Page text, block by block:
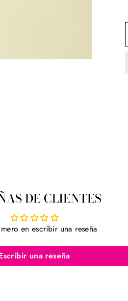
DE CLIENTES
en escribir una reseña
una reseña